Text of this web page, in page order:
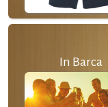
In Barca